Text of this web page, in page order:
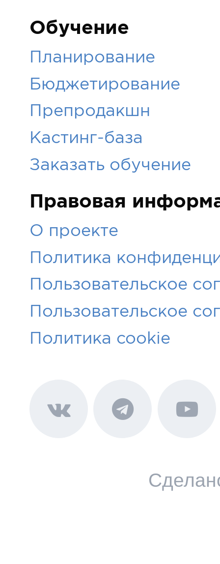
Обучение
Планирование
Бюджетирование
Препродакшн
Кастинг-база
Заказать обучение
Правовая
О проекте
Политика
Пользовательское
Пользовательское
Политика cookie